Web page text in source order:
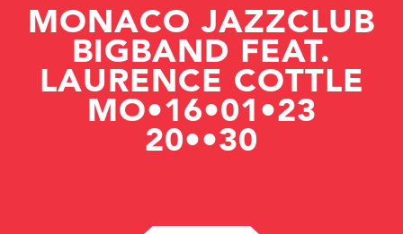
MONACO JAZZCLUB
BIGBAND FEAT.
LAURENCE COTTLE
MO•16•01•23
20••30